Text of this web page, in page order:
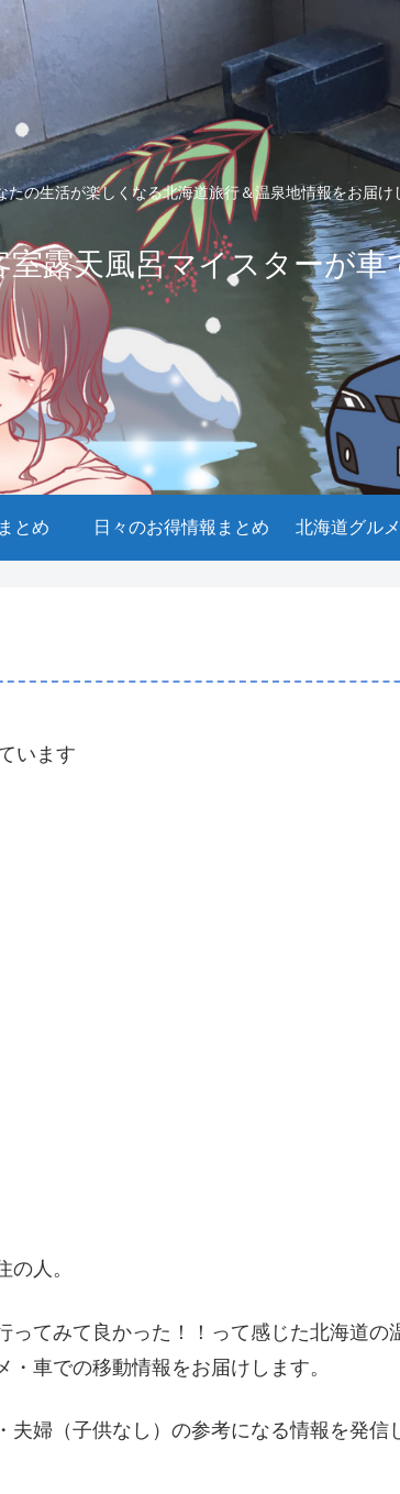
たの生活が楽しくなる北海道旅行＆温泉地情報をお届け
露天風呂マイスターが
とめ 日々のお得情報まとめ 北海道グル
います
の人。
ってみて良かった！！って感じた北海道の
・車での移動情報をお届けします。
夫婦（子供なし）の参考になる情報を発信